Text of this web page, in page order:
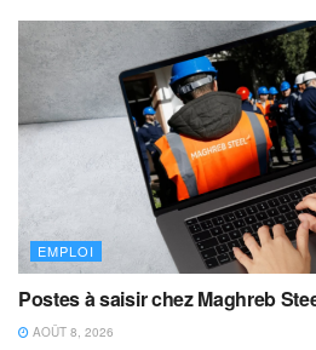
EMPLOI
Postes à saisir chez Maghreb
AOÛT 8, 2026